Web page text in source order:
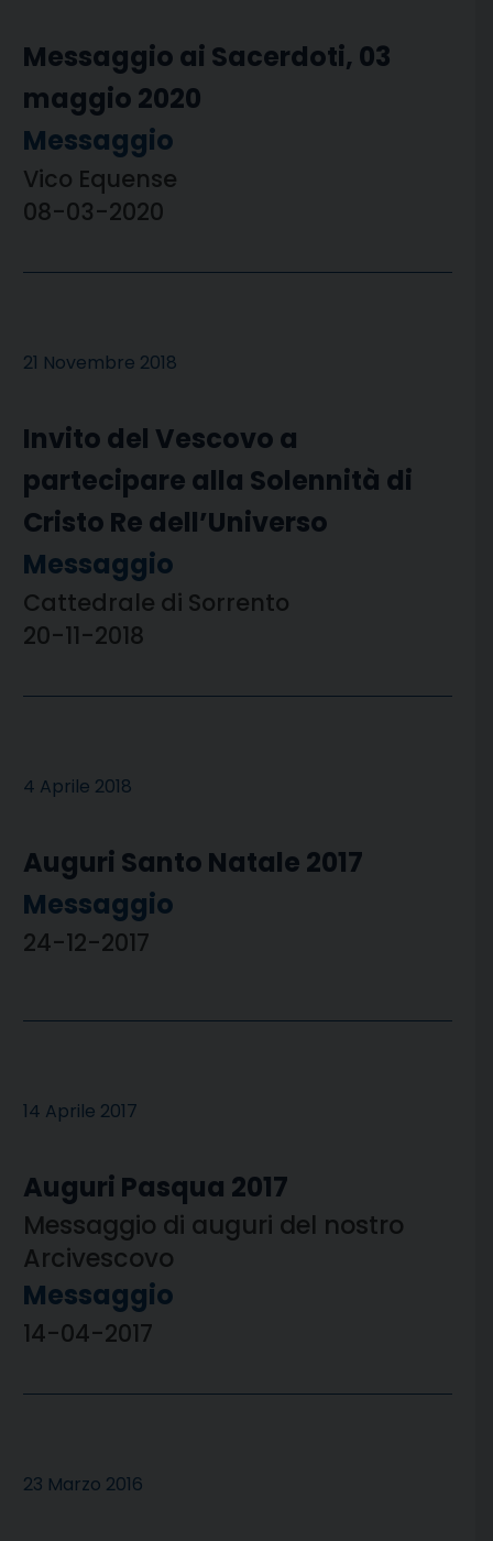
Messaggio ai Sacerdoti, 03
maggio 2020
Messaggio
Vico Equense
08-03-2020
21 Novembre 2018
Invito del Vescovo a
partecipare alla Solennità di
Cristo Re dell’Universo
Messaggio
Cattedrale di Sorrento
20-11-2018
4 Aprile 2018
Auguri Santo Natale 2017
Messaggio
24-12-2017
14 Aprile 2017
Auguri Pasqua 2017
Messaggio di auguri del nostro
Arcivescovo
Messaggio
14-04-2017
23 Marzo 2016